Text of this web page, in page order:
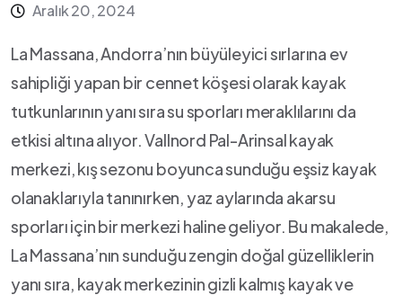
Aralık 20, 2024
La Massana, ⁢Andorra’nın büyüleyici sırlarına ev
sahipliği yapan bir cennet köşesi olarak kayak
tutkunlarının yanı sıra su sporları meraklılarını da
etkisi altına alıyor. ⁤Vallnord Pal-Arinsal kayak
merkezi, kış sezonu boyunca‍ sunduğu eşsiz kayak
olanaklarıyla tanınırken, yaz aylarında akarsu
sporları için ‌bir merkezi haline geliyor.⁤ Bu makalede,
La Massana’nın sunduğu zengin doğal güzelliklerin
yanı sıra, ⁤kayak merkezinin gizli kalmış kayak ve